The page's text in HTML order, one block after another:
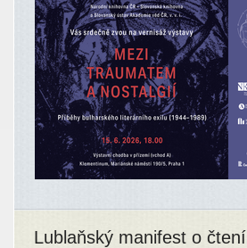
Lublaňský manifest o čtení